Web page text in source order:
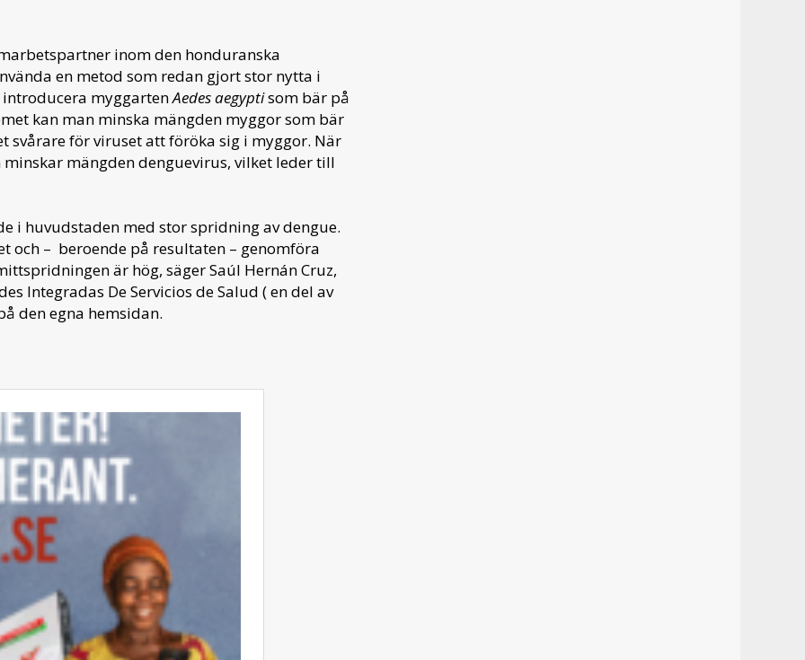
inom den honduranska
en metod som redan gjort stor nytta i
introducera myggartenAedes aegyptisom bär på
kan man minska mängden myggor som bär
svårare för viruset att föröka sig i myggor. När
mängden denguevirus, vilket leder till
i huvudstaden med stor spridning av dengue.
och – beroende på resultaten – genomföra
är hög, säger Saúl Hernán Cruz,
Integradas De Servicios de Salud ( en del av
den egna hemsidan.